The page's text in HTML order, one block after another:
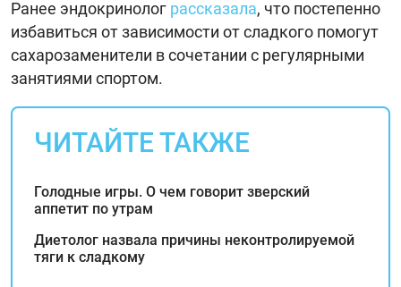
Ранее эндокринолог рассказала, что постепенно
избавиться от зависимости от сладкого помогут
сахарозаменители в сочетании с регулярными
занятиями спортом.
ЧИТАЙТЕ ТАКЖЕ
Голодные игры. О чем говорит зверский
аппетит по утрам
Диетолог назвала причины неконтролируемой
тяги к сладкому